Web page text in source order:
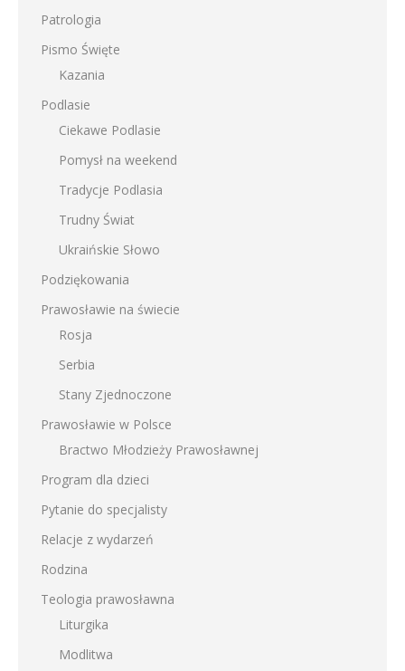
Patrologia
Pismo Święte
Kazania
Podlasie
Ciekawe Podlasie
Pomysł na weekend
Tradycje Podlasia
Trudny Świat
Ukraińskie Słowo
Podziękowania
Prawosławie na świecie
Rosja
Serbia
Stany Zjednoczone
Prawosławie w Polsce
Bractwo Młodzieży Prawosławnej
Program dla dzieci
Pytanie do specjalisty
Relacje z wydarzeń
Rodzina
Teologia prawosławna
Liturgika
Modlitwa